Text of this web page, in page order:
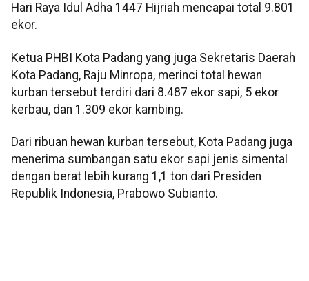
Hari Raya Idul Adha 1447 Hijriah mencapai total 9.801
ekor.
Ketua PHBI Kota Padang yang juga Sekretaris Daerah
Kota Padang, Raju Minropa, merinci total hewan
kurban tersebut terdiri dari 8.487 ekor sapi, 5 ekor
kerbau, dan 1.309 ekor kambing.
Dari ribuan hewan kurban tersebut, Kota Padang juga
menerima sumbangan satu ekor sapi jenis simental
dengan berat lebih kurang 1,1 ton dari Presiden
Republik Indonesia, Prabowo Subianto.